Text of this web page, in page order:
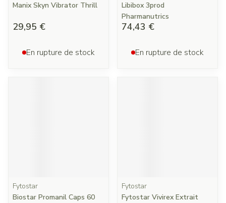
Manix Skyn Vibrator Thrill
29,95 €
En rupture de stock
Libibox 3prod
Pharmanutrics
74,43 €
En rupture de stock
Fytostar
Biostar Promanil Caps 60
Fytostar
Fytostar Vivirex Extrait